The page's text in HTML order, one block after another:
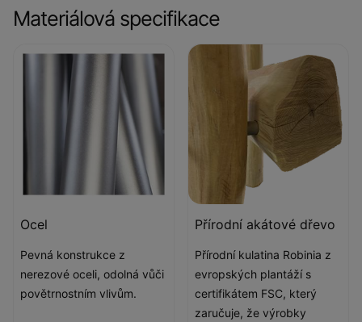
Materiálová specifikace
Ocel
Pevná konstrukce z
nerezové oceli, odolná vůči
povětrnostním vlivům.
Přírodní akátové dřevo
Přírodní kulatina Robinia z
evropských plantáží s
certifikátem FSC, který
zaručuje, že výrobky